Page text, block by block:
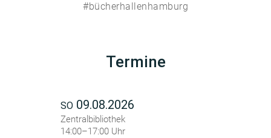
#bücherhallenhamburg
Termine
SO 09.08.2026
Zentralbibliothek
14:00–17:00 Uhr